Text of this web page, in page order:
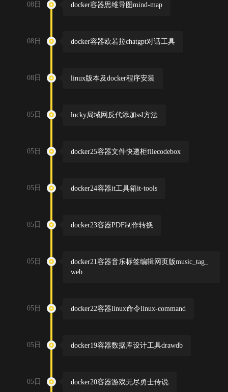
08日 docker容器思维导图mind-map
08日 docker容器欧若拉chatgpt对话工具
08日 linux版本及docker程序安装
05日 lucky局域网反代添加ssl方法
05日 docker25容器文件快递柜filecodebox
05日 docker24容器it工具箱it-tools
05日 docker23容器PDF制作转换
05日
docker21容器音乐标签编辑网页版music_tag_
web
05日 docker22容器linux命令linux-command
05日 docker19容器数据库设计工具drawdb
05日 docker20容器游戏无尽勇士传说